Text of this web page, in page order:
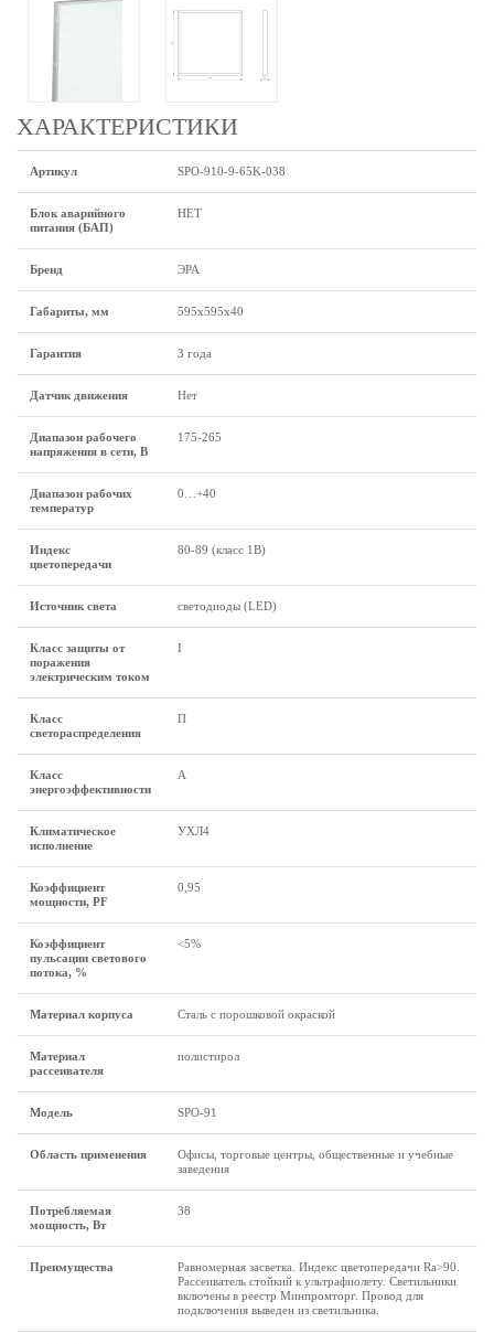
ХАРАКТЕРИСТИКИ
Артикул SPO-910-9-65K-038
Блок аварийного
питания (БАП)
НЕТ
Бренд ЭРА
Габариты, мм 595х595х40
Гарантия 3 года
Датчик движения Нет
Диапазон рабочего
напряжения в сети, В
175-265
Диапазон рабочих
температур
0…+40
Индекс
цветопередачи
80-89 (класс 1B)
Источник света светодиоды (LED)
Класс защиты от
поражения
электрическим током
I
Класс
светораспределения
П
Класс
энергоэффективности
А
Климатическое
исполнение
УХЛ4
Коэффициент
мощности, PF
0,95
Коэффициент
пульсации светового
потока, %
<5%
Материал корпуса Сталь с порошковой окраской
Материал
рассеивателя
полистирол
Модель SPO-91
Область применения
Офисы, торговые центры, общественные и учебные
заведения
Потребляемая
мощность, Вт
38
Преимущества
Равномерная засветка. Индекс цветопередачи Ra>90.
Рассеиватель стойкий к ультрафиолету. Светильники
включены в реестр Минпромторг. Провод для
подключения выведен из светильника.